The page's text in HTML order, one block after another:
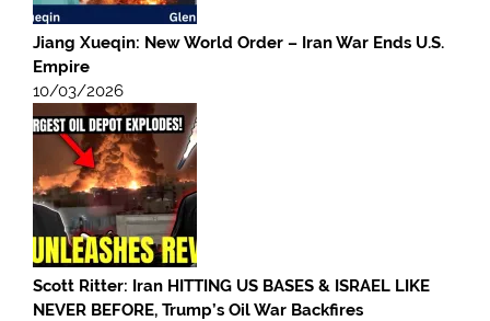
Jiang Xueqin: New World Order – Iran War Ends U.S.
Empire
10/03/2026
Scott Ritter: Iran HITTING US BASES & ISRAEL LIKE
NEVER BEFORE, Trump’s Oil War Backfires